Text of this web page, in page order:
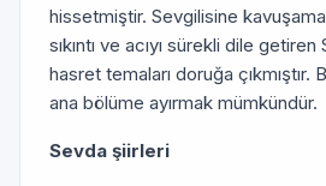
hissetmiştir. Sevgilisine
sıkıntı ve acıyı sürekli dile
hasret temaları doruğa çıkmıştır.
ana bölüme ayırmak mümkündür.
Sevda şiirleri